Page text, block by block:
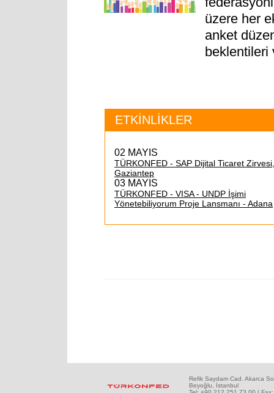
üzere her
anket
beklentileri
ETKİNLİKLER
02 MAYIS
TÜRKONFED - SAP Dijital Ticaret Zirvesi,
Gaziantep
03 MAYIS
TÜRKONFED - VISA - UNDP İşimi
Yönetebiliyorum Proje Lansmanı - Adana
Refik Saydam Cad. Akarca
Beyoğlu, İstanbul